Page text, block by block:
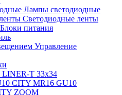
Лампы светодиодные
Светодиодные ленты
Блоки питания
Управление
LINER-T 33x34
CITY MR16 GU10
ZOOM